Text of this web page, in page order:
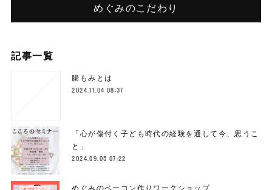
めぐみのこだわり
記事一覧
腸もみとは
2024.11.04 08:37
「心が傷付く子ども時代の経験を通して今、思うこ
と」
2024.09.05 07:22
めぐみのベーコン作りワークショップ